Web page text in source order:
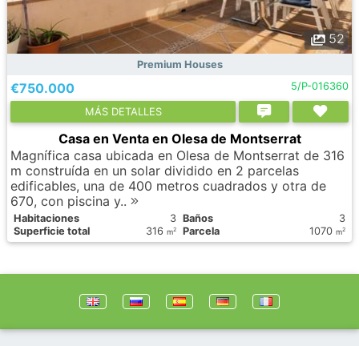
52
Premium Houses
€750.000 5/P-016360
МÁS DETALLES
Casa en Venta en Olesa de Montserrat
Magnífica casa ubicada en Olesa de Montserrat de 316
m construída en un solar dividido en 2 parcelas
edificables, una de 400 metros cuadrados y otra de
670, con piscina y..
Habitaciones 3 Baños
3
Superficie total
316 m2 Parcela 1070 m2